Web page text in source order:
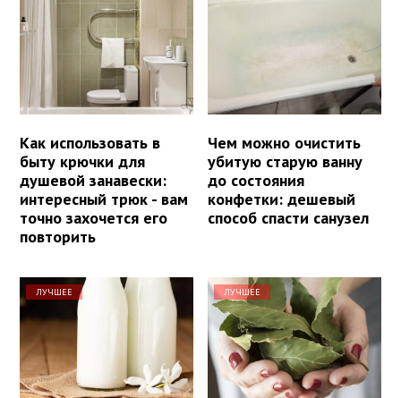
Как использовать в
быту крючки для
душевой занавески:
интересный трюк - вам
точно захочется его
повторить
Чем можно очистить
убитую старую ванну
до состояния
конфетки: дешевый
способ спасти санузел
ЛУЧШЕЕ ЛУЧШЕЕ